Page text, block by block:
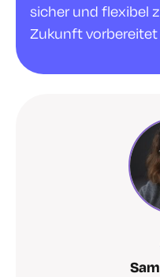
sicher und flexibel
Zukunft vorbereitet